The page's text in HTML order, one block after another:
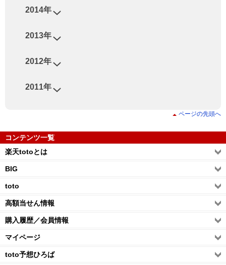
2011年
2012年
2013年
2014年
ページの先頭へ
コンテンツ一覧
楽天totoとは
BIG
toto
高額当せん情報
購入履歴／会員情報
マイページ
toto予想ひろば